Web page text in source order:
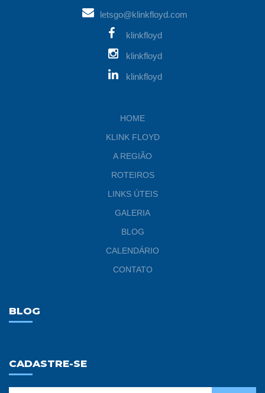
letsgo@klinkfloyd.com
klinkfloyd
klinkfloyd
klinkfloyd
HOME
KLINK FLOYD
A REGIÃO
ROTEIROS
LINKS ÚTEIS
GALERIA
BLOG
CALENDÁRIO
CONTATO
BLOG
CADASTRE-SE